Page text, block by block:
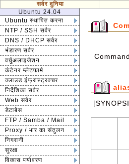
सर्वर दुनिया
Ubuntu 24.04
Ubuntu स्थापित करना
NTP / SSH सर्वर
DNS / DHCP सर्वर
भंडारण सर्वर
वर्चुअलाइजेशन
कंटेनर प्लेटफार्म
क्लाउड इंफ्रास्ट्रक्चर
निर्देशिका सर्वर
Web सर्वर
डेटाबेस
FTP / Samba / Mail
Proxy / भार का संतुलन
निगरानी
सुरक्षा
विकास पर्यावरण